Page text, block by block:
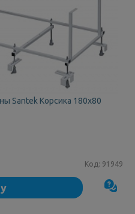
Santek Корсика 180х80
Код: 91949